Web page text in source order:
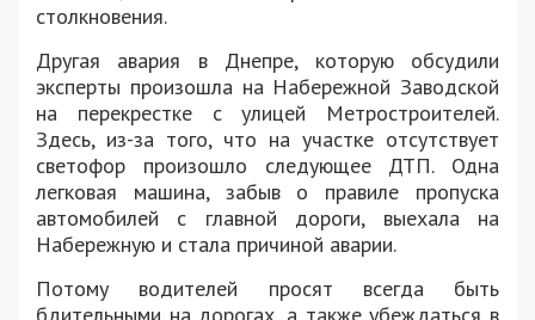
столкновения.
Другая авария в Днепре, которую обсудили
эксперты произошла на Набережной Заводской
на перекрестке с улицей Метростроителей.
Здесь, из-за того, что на участке отсутствует
светофор произошло следующее ДТП. Одна
легковая машина, забыв о правиле пропуска
автомобилей с главной дороги, выехала на
Набережную и стала причиной аварии.
Потому водителей просят всегда быть